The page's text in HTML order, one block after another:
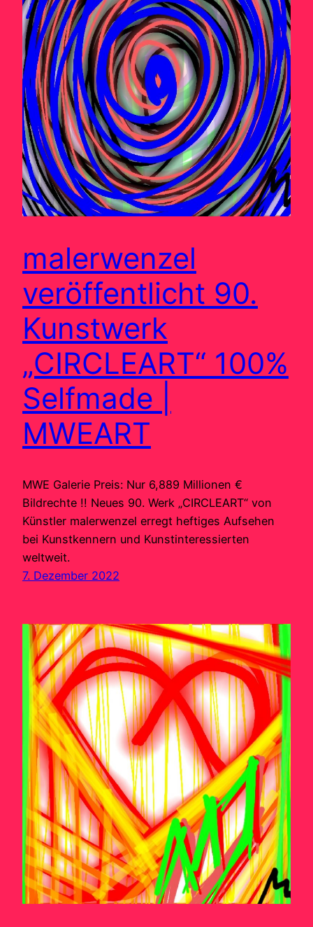
malerwenzel
veröffentlicht 90.
Kunstwerk
„CIRCLEART“ 100%
Selfmade |
MWEART
MWE Galerie Preis: Nur 6,889 Millionen €
Bildrechte !! Neues 90. Werk „CIRCLEART“ von
Künstler malerwenzel erregt heftiges Aufsehen
bei Kunstkennern und Kunstinteressierten
weltweit.
7. Dezember 2022